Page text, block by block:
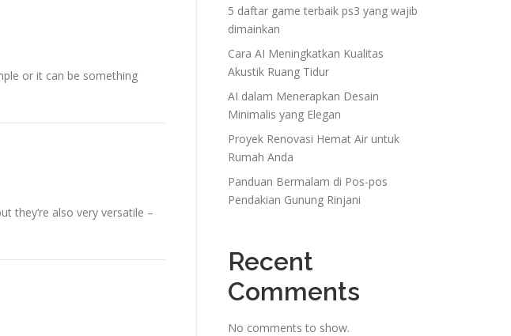
or it can be something
they’re also very versatile –
5 daftar game terbaik ps3 yang wajib
dimainkan
Cara AI Meningkatkan Kualitas
Akustik Ruang Tidur
AI dalam Menerapkan Desain
Minimalis yang Elegan
Proyek Renovasi Hemat Air untuk
Rumah Anda
Panduan Bermalam di Pos-pos
Pendakian Gunung Rinjani
Recent
Comments
No comments to show.